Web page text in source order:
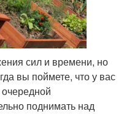
сил и времени, но
вы поймете, что у вас
поднимать над